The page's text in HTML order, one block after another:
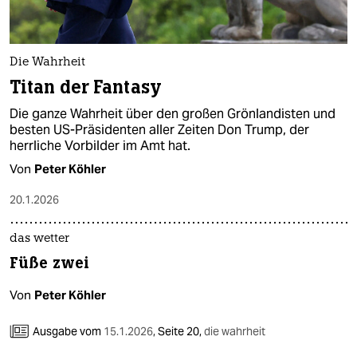
Die Wahrheit
Titan der Fantasy
Die ganze Wahrheit über den großen Grönlandisten und
besten US-Präsidenten aller Zeiten Don Trump, der
herrliche Vorbilder im Amt hat.
Von Peter Köhler
20.1.2026
das wetter
Füße zwei
Von Peter Köhler
Ausgabe vom 15.1.2026,Seite 20,die wahrheit